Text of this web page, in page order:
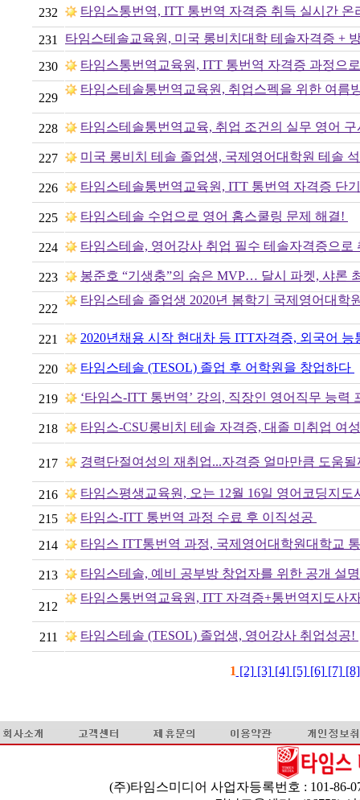
232 타임스통번역, ITT 통번역 자격증 취득 실시간
231 타임스테솔교육원, 미국 롱비치대학 테솔자격증 +
230 타임스통번역교육원, ITT 통번역 자격증 과정으
229
타임스테솔통번역교육원, 취업스펙을 위한 여름
228 타임스테솔통번역교육, 취업 조건의 실무 영어
227 미국 롱비치 테솔 졸업생, 국제영어대학원 테솔
226 타임스테솔통번역교육원, ITT 통번역 자격증 단
225 타임스테솔 수업으로 영어 홈스쿨링 문제 해결!
224 타임스테솔, 영어강사 취업 필수 테솔자격증으로
223 봉준호 “기생충”의 숨은 MVP… 달시 파켓, 샤론
222
타임스테솔 졸업생 2020년 봄학기 국제영어대학
221 2020년채용 시작 현대차 등 ITT자격증, 외국어
220 타임스테솔 (TESOL) 졸업 후 어학원을 창업하다
219 ‘타임스-ITT 통번역’ 강의, 직장인 영어직무 능력
218 타임스-CSU롱비치 테솔 자격증, 대졸 미취업 여
217 경력단절여성의 재취업...자격증 얼마만큼 도움
216
타임스평생교육원, 오는 12월 16일 영어코딩지
215
타임스-ITT 통번역 과정 수료 후 이직성공
214 타임스 ITT통번역 과정, 국제영어대학원대학교
213 타임스테솔, 예비 공부방 창업자를 위한 공개 설
212
타임스통번역교육원, ITT 자격증+통번역지도사
211 타임스테솔 (TESOL) 졸업생, 영어강사 취업성공!
1 [2] [3] [4] [5] [6] [7]
(주)타임스미디어 사업자등록번호 : 101-86-